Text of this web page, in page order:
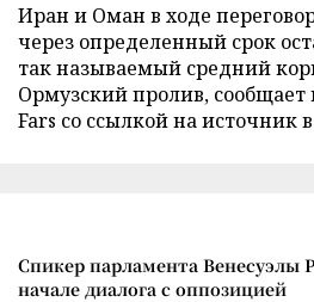
Иран и Оман в ходе
через определенный срок
так называемый средний
Ормузский пролив, сообщает
Fars со ссылкой на источник
Спикер парламента Венесуэлы
начале диалога с оппозицией